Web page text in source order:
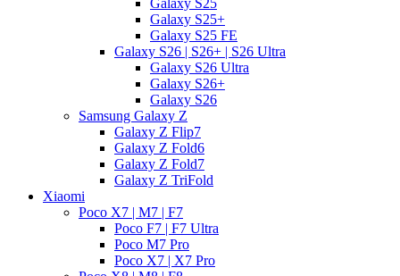
Galaxy S25
Galaxy S25+
Galaxy S25 FE
Galaxy S26 | S26+ | S26 Ultra
Galaxy S26 Ultra
Galaxy S26+
Galaxy S26
Samsung Galaxy Z
Galaxy Z Flip7
Galaxy Z Fold6
Galaxy Z Fold7
Galaxy Z TriFold
Xiaomi
Poco X7 | M7 | F7
Poco F7 | F7 Ultra
Poco M7 Pro
Poco X7 | X7 Pro